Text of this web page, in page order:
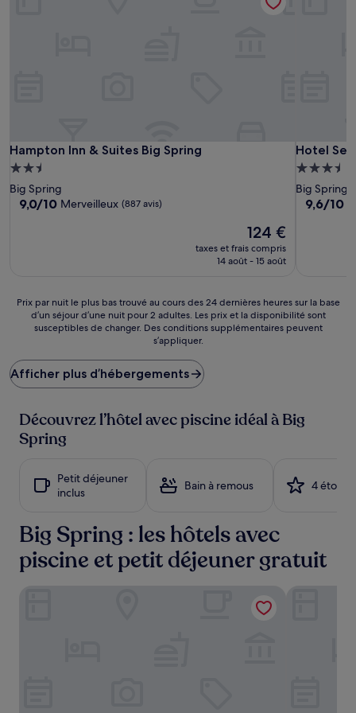
Hampton Inn & Suites Big Spring
Hampton Inn & Suites Big Spring
Hébergement
2.5 étoiles
Big Spring
9.0
9,0/10 Merveilleux (887 avis)
Le
nouveau
prix
124 €
124 €
taxes et frais compris
14 août - 15 août
Hotel
Hotel
3.5 étoiles
Big Spring
9.6
9,6/10
Prix
plus
bas
trouvé
cours
des
24 dernières
séjour
d’une
nuit
pour
2 adultes.
Prix par nuit le plus bas trouvé au cours des 24 dernières heures sur la base
d’un séjour d’une nuit pour 2 adultes. Les prix et la disponibilité sont
susceptibles de changer. Des conditions supplémentaires peuvent
s’appliquer.
Afficher plus d’hébergements
Découvrez l’hôtel avec piscine idéal à Big
Spring
Petit déjeuner
inclus
Bain à remous 4 étoiles
Big Spring : les hôtels avec
piscine et petit déjeuner gratuit
La Quinta Inn & Suites by Wyndham Big Spring Hampton